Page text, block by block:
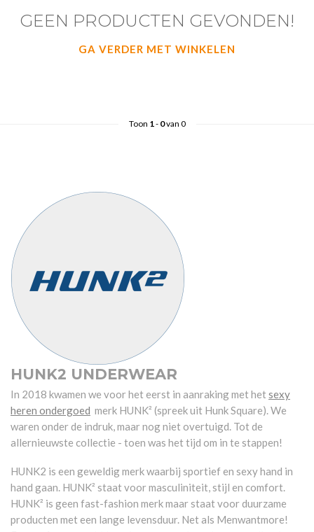
GEEN PRODUCTEN GEVONDEN!
GA VERDER MET WINKELEN
Toon 1- 0van 0
HUNK2 UNDERWEAR
In 2018 kwamen we voor het eerst in aanraking met het sexy
heren ondergoed merk HUNK² (spreek uit Hunk Square). We
waren onder de indruk, maar nog niet overtuigd. Tot de
allernieuwste collectie - toen was het tijd om in te stappen!
HUNK2 is een geweldig merk waarbij sportief en sexy hand in
hand gaan. HUNK² staat voor masculiniteit, stijl en comfort.
HUNK² is geen fast-fashion merk maar staat voor duurzame
producten met een lange levensduur. Net als Menwantmore!